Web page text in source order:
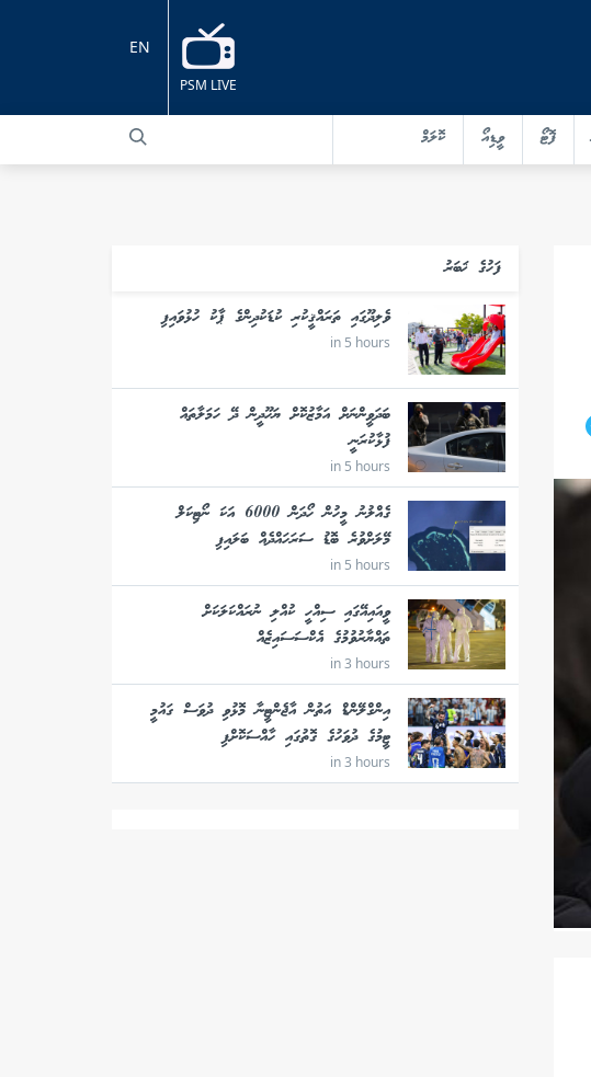
PSM LIVE
EN
ފޮޓޯ ވީޑިއޯ ކޮލަމް
ފަހުގެ ޚަބަރު
ވެލިދޫގައި ތަރައްޤީކުރި ކުޑަކުދިންގެ ޕާކު ހުޅުވައިފި
in 5 hours
ބަދަވީންނަށް އަމާޒުކޮށް ޔަހޫދީން ދޭ ހަމަލާތައް
ފުޅާކުރަނީ
in 5 hours
ގެއްލުނު މީހުން ހޯދަން 6000 އަކަ ނޯޓިކަލް
މޭލަށްވުރެ ބޮޑު ސަރަހައްދެއް ބަލައިފި
in 5 hours
ވީއައިއޭގައި ސިއްހީ ކުއްލި ނުރައްކަލަކަށް
ތައްޔާރުވުމުގެ އެކްސަސައިޒެއް
in 3 hours
އިންގްލޭންޑް އަތުން އާޖެންޓީނާ މޮޅުވި ދުވަސް ގައުމީ
ޓީމުގެ ދުވަހުގެ ގޮތުގައި ހާއްސަކޮށްފި
in 3 hours